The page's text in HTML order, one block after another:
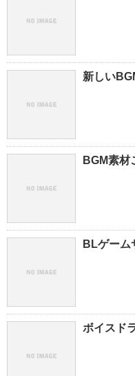
新しい
BGM素
BLゲーム
ボイスド